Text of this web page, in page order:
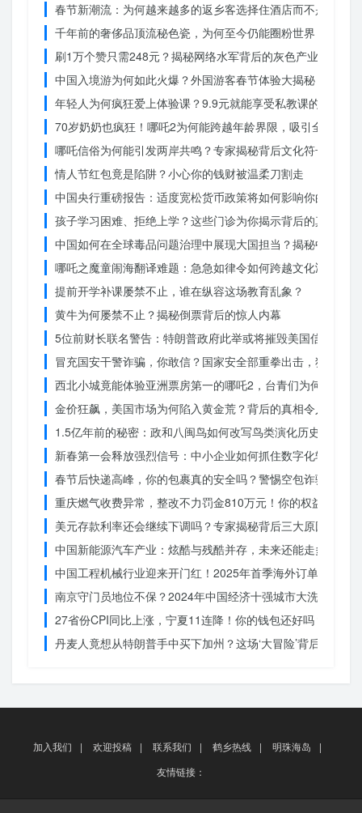
春节新潮流：为何越来越多的返乡客选择住酒店而不是家里？
千年前的奢侈品顶流秘色瓷，为何至今仍能圈粉世界？揭秘
刷1万个赞只需248元？揭秘网络水军背后的灰色产业链
中国入境游为何如此火爆？外国游客春节体验大揭秘
年轻人为何疯狂爱上体验课？9.9元就能享受私教课的秘密
70岁奶奶也疯狂！哪吒2为何能跨越年龄界限，吸引全民观影
哪吒信俗为何能引发两岸共鸣？专家揭秘背后文化符号的力量
情人节红包竟是陷阱？小心你的钱财被温柔刀割走
中国央行重磅报告：适度宽松货币政策将如何影响你的消费？
孩子学习困难、拒绝上学？这些门诊为你揭示背后的真相
中国如何在全球毒品问题治理中展现大国担当？揭秘中国方
哪吒之魔童闹海翻译难题：急急如律令如何跨越文化鸿沟？
提前开学补课屡禁不止，谁在纵容这场教育乱象？
黄牛为何屡禁不止？揭秘倒票背后的惊人内幕
5位前财长联名警告：特朗普政府此举或将摧毁美国信誉？
冒充国安干警诈骗，你敢信？国家安全部重拳出击，犯罪团
西北小城竟能体验亚洲票房第一的哪吒2，台青们为何如此惊
金价狂飙，美国市场为何陷入黄金荒？背后的真相令人
1.5亿年前的秘密：政和八闽鸟如何改写鸟类演化历史？
新春第一会释放强烈信号：中小企业如何抓住数字化转型的
春节后快递高峰，你的包裹真的安全吗？警惕空包诈骗
重庆燃气收费异常，整改不力罚金810万元！你的权益被侵犯
美元存款利率还会继续下调吗？专家揭秘背后三大原因
中国新能源汽车产业：炫酷与残酷并存，未来还能走多远？
中国工程机械行业迎来开门红！2025年首季海外订单激增，
南京守门员地位不保？2024年中国经济十强城市大洗牌
27省份CPI同比上涨，宁夏11连降！你的钱包还好吗？
丹麦人竟想从特朗普手中买下加州？这场‘大冒险’背后藏着什
加入我们 | 欢迎投稿 | 联系我们 | 鹤乡热线 | 明珠海岛
|
友情链接：